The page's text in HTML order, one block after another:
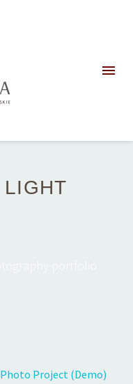
LIGHT
Photo Project (Demo)